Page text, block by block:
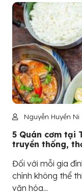
Nguyễn Huyền Ni
5 Quán cơm tại
truyền thống,
Đối với mỗi gia
chính không thể
văn hóa...